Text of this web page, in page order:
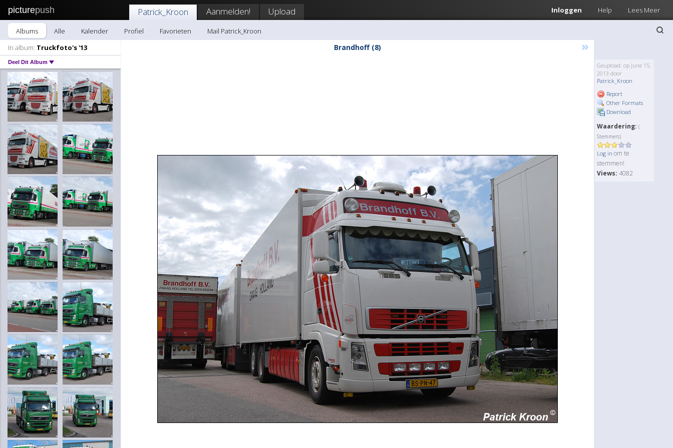
picturepush Inloggen Help Lees Meer
Patrick_Kroon Aanmelden! Upload
Albums Alle Kalender Profiel Favorieten
Mail Patrick_Kroon
In album: Truckfoto's '13
Deel Dit Album
Brandhoff (8) »
Geupload: op June 15,
2013 door
Patrick_Kroon
Report
Other Formats
Download
Waardering: (
Stemmers)
Log in om te
stemmen!
Views: 4082